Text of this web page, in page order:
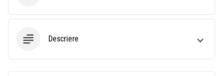
Descriere